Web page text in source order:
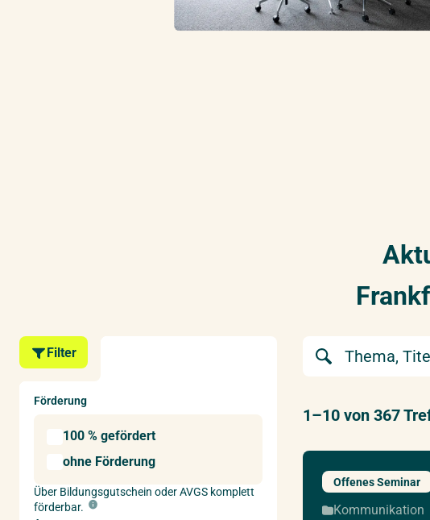
Filter
Förderung
100 % gefördert
ohne Förderung
Über Bildungsgutschein oder AVGS komplett
förderbar.
1–10 von 367
Offenes Seminar
Kommunikation